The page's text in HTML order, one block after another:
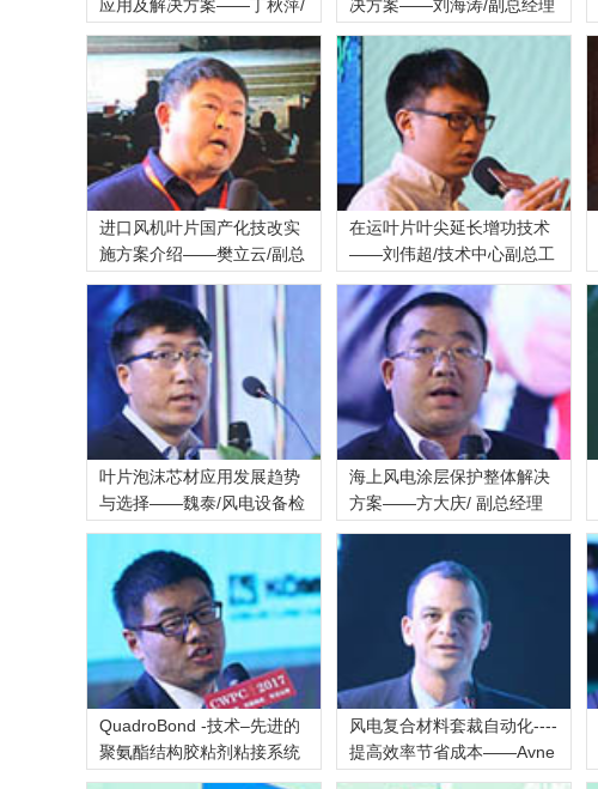
应用及解决方案——丁秋萍/
决方案——刘海涛/副总经理
进口风机叶片国产化技改实
施方案介绍——樊立云/副总
在运叶片叶尖延长增功技术
——刘伟超/技术中心副总工
叶片泡沫芯材应用发展趋势
与选择——魏泰/风电设备检
海上风电涂层保护整体解决
方案——方大庆/ 副总经理
QuadroBond -技术–先进的
聚氨酯结构胶粘剂粘接系统
独
风电复合材料套裁自动化----
提高效率节省成本——Avne